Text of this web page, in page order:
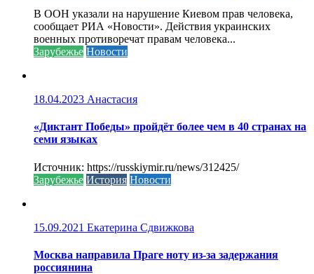
В ООН указали на нарушение Киевом прав человека,
сообщает РИА «Новости». Действия украинских
военных противоречат правам человека...
Зарубежье Новости
18.04.2023 Анастасия
«Диктант Победы» пройдёт более чем в 40 странах на
семи языках
Источник: https://russkiymir.ru/news/312425/
Зарубежье История Новости
15.09.2021 Екатерина Сдвижкова
Москва направила Праге ноту из-за задержания
россиянина